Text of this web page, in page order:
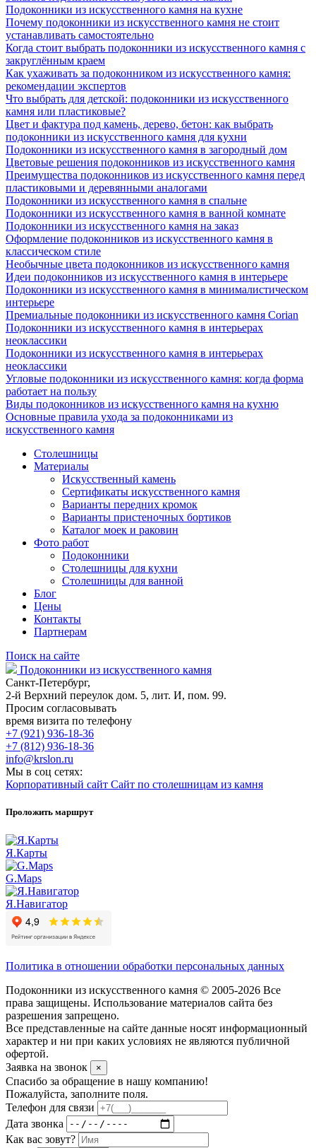
Подоконники из искусственного камня на кухне
Почему подоконники из искусственного камня не стоит
устанавливать самостоятельно
Когда стоит выбрать подоконники из искусственного камня с
закруглённым краем
Как ухаживать за подоконником из искусственного камня:
рекомендации экспертов
Что выбрать для детской: подоконники из искусственного
камня или пластиковые?
Цвет и фактура под камень, дерево, бетон: как выбрать
подоконники из искусственного камня для кухни
Подоконники из искусственного камня в загородный дом
Цветовые решения подоконников из искусственного камня
Преимущества подоконников из искусственного камня перед
пластиковыми и деревянными аналогами
Подоконники из искусственного камня в спальне
Подоконники из искусственного камня в ванной комнате
Подоконники из искусственного камня на заказ
Оформление подоконников из искусственного камня в
классическом стиле
Необычные цвета подоконников из искусственного камня
Идеи подоконников из искусственного камня в интерьере
Подоконники из искусственного камня в минималистическом
интерьере
Премиальные подоконники из искусственного камня Corian
Подоконники из искусственного камня в интерьерах
неоклассики
Подоконники из искусственного камня в интерьерах
неоклассики
Угловые подоконники из искусственного камня: когда форма
работает на пользу
Виды подоконников из искусственного камня на кухню
Основные правила ухода за подоконниками из
искусственного камня
Столешницы
Материалы
Искусственный камень
Сертификаты искусственного камня
Варианты передних кромок
Варианты пристеночных бортиков
Каталог моек и раковин
Фото работ
Подоконники
Столешницы для кухни
Столешницы для ванной
Блог
Цены
Контакты
Партнерам
Поиск на сайте
Подоконники из искусственного камня
Санкт-Петербург,
2-й Верхний переулок дом. 5, лит. И, пом. 99.
Просим согласовывать
время визита по телефону
+7 (921) 936-18-36
+7 (812) 936-18-36
info@krslon.ru
Мы в соц сетях:
Корпоративный сайт Сайт по столешницам из камня
Проложить маршрут
Я.Карты
G.Maps
Я.Навигатор
Политика в отношении обработки персональных данных
Подоконники из искусственного камня © 2005-2026 Все
права защищены. Использование материалов сайта без
разрешения запрещено.
Все представленные на сайте данные носят информационный
характер и ни при каких условиях не являются публичной
офертой.
Заявка на звонок
×
Спасибо за обращение в нашу компанию!
Пожалуйста, заполните поля.
Телефон для связи
Дата звонка
Как вас зовут?